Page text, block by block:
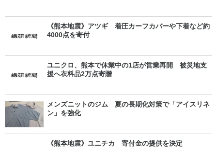
《熊本地震》アツギ 着圧カーフカバーや下着など約
4000点を寄付
ユニクロ、熊本で休業中の1店が営業再開 被災地支
援へ衣料品2万点寄贈
メンズニットのジム 夏の長期化対策で「アイスリネ
ン」を強化
《熊本地震》ユニチカ 寄付金の提供を決定